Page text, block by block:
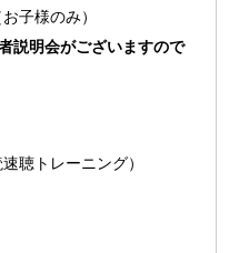
子様のみ）
説明会がございますので
聴トレーニング）